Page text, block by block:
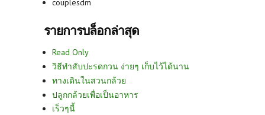
couplesdm
รายการบล็อกล่าสุด
Read Only
วิธีทำสับปะรดกวน ง่ายๆ เก็บไว้ได้นาน
ทางเดินในสวนกล้วย
ปลูกกล้วยเพื่อเป็นอาหาร
เร็วๆนี้